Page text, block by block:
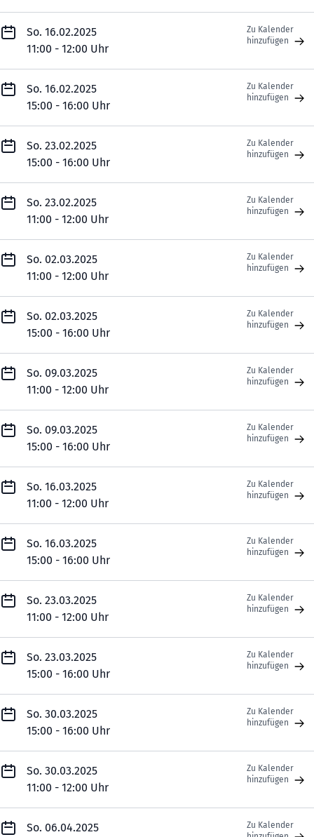
So. 16.02.2025
11:00 - 12:00 Uhr
Zu Kalender
hinzufügen
So. 16.02.2025
15:00 - 16:00 Uhr
Zu Kalender
hinzufügen
So. 23.02.2025
15:00 - 16:00 Uhr
Zu Kalender
hinzufügen
So. 23.02.2025
11:00 - 12:00 Uhr
Zu Kalender
hinzufügen
So. 02.03.2025
11:00 - 12:00 Uhr
Zu Kalender
hinzufügen
So. 02.03.2025
15:00 - 16:00 Uhr
Zu Kalender
hinzufügen
So. 09.03.2025
11:00 - 12:00 Uhr
Zu Kalender
hinzufügen
So. 09.03.2025
15:00 - 16:00 Uhr
Zu Kalender
hinzufügen
So. 16.03.2025
11:00 - 12:00 Uhr
Zu Kalender
hinzufügen
So. 16.03.2025
15:00 - 16:00 Uhr
Zu Kalender
hinzufügen
So. 23.03.2025
11:00 - 12:00 Uhr
Zu Kalender
hinzufügen
So. 23.03.2025
15:00 - 16:00 Uhr
Zu Kalender
hinzufügen
So. 30.03.2025
15:00 - 16:00 Uhr
Zu Kalender
hinzufügen
So. 30.03.2025
11:00 - 12:00 Uhr
Zu Kalender
hinzufügen
So. 06.04.2025
Zu Kalender